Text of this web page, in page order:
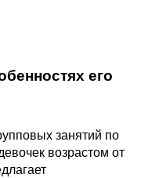
его
занятий по
возрастом от